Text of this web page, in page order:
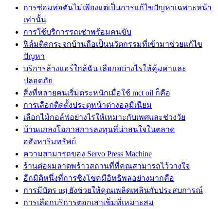
การซ่อมท่อตันไม่เพียงแต่เป็นการแก้ไขปัญหาเฉพาะหน้า
เท่านั้น
การใช้บริการรถเช่าพร้อมคนขับ
ฟิล์มติดกระจกบ้านถือเป็นนวัตกรรมที่เข้ามาช่วยแก้ไข
ปัญหา
บริการล้างแอร์ใกล้ฉัน เลือกอย่างไรให้คุ้มค่าและ
ปลอดภัย
สิ่งที่หลายคนเริ่มตระหนักเมื่อใช้ mct oil ก็คือ
การเลือกติดตั้งประตูหน้าต่างอลูมิเนียม
เลือกไม้กอล์ฟอย่างไรให้เหมาะกับเพศและช่วงวัย
บ้านแกลงโอกาสการลงทุนที่น่าสนใจในตลาด
อสังหาริมทรัพย์
ความสามารถของ Servo Press Machine
ร้านต่อผมลาดพร้าวสถานที่ที่คุณสามารถไว้วางใจ
อีกมิติหนึ่งที่การชิงโชคมีอิทธิพลอย่างมากคือ
การมีบัตร usj ยังช่วยให้คุณเพลิดเพลินกับประสบการณ์
การเลือกบริการตอกเสาเข็มที่เหมาะสม